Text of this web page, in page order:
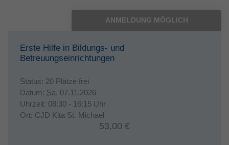
ANMELDUNG MÖGLICH
Erste Hilfe in Bildungs- und
Betreuungseinrichtungen
Status: 20 Plätze frei
Datum: Sa. 07.11.2026
Uhrzeit: 08:30 - 16:15 Uhr
Ort: CJD Kita St. Michael
53,00 €